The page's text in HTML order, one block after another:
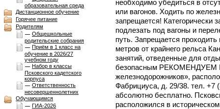
образовательная среда
Дистанционное обучение
Горячее питание
Родителям
Общешкольные
родительские собрания
Приём в 1 класс на
обучение в 2026/27
учебном году
Набор в классы
Псковского кадетского
корпуса
Ответственность
несовершеннолетних
Обучающимся
ГИА-2026
необходимо убедиться в
или вагонов. Ходить по
запрещается! Категорически
подлезать под вагоны и
путь. Запрещается
метров от крайнего рельса
занятий, отведенные для
безопасным РЕКОМЕНДУЕМ
железнодорожников»,
Фабрициуса, д. 29/38. тел. +7
абсолютно бесплатно.
расположился в